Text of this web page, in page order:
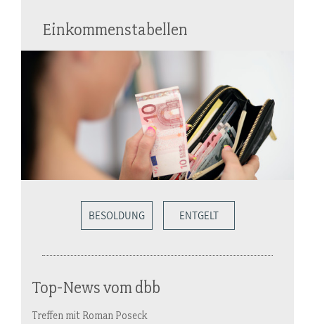
Einkommenstabellen
BESOLDUNG ENTGELT
Top-News vom dbb
Treffen mit Roman Poseck